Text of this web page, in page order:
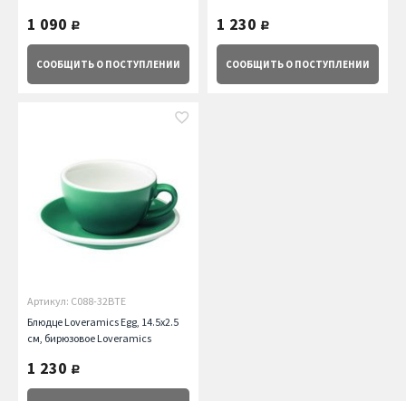
1 090 руб.
СООБЩИТЬ О ПОСТУПЛЕНИИ
1 230 руб.
СООБЩИТЬ О ПОСТУПЛЕНИИ
Артикул: C088-32BTE
Блюдце Loveramics Egg, 14.5х2.5
см, бирюзовое Loveramics
1 230 руб.